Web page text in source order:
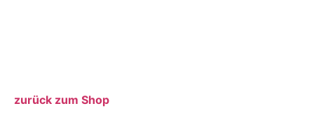
zurück zum Shop